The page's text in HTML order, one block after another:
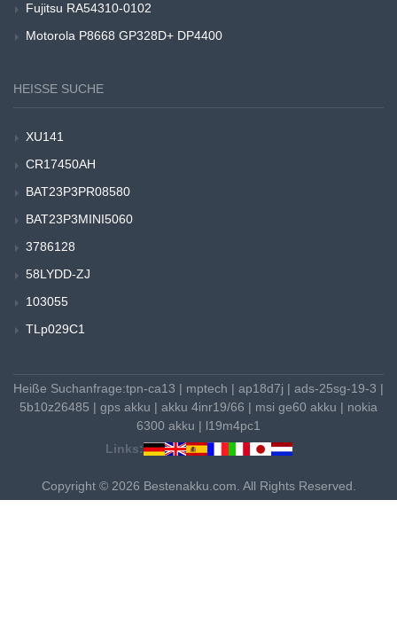
Fujitsu RA54310-0102
Motorola P8668 GP328D+ DP4400
HEISSE SUCHE
XU141
CR17450AH
BAT23P3PR08580
BAT23P3MINI5060
3786128
58LYDD-ZJ
103055
TLp029C1
Heiße Suchanfrage:tpn-ca13 | mptech | ap18d7j | ads-25sg-19-3 |
5b10z26485 | gps akku | akku 4inr19/66 | msi ge60 akku | nokia
6300 akku | l19m4pc1
Links:
Copyright © 2026 Bestenakku.com. All Rights Reserved.